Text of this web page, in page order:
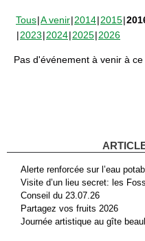
Tous A venir 2014 2015
2023 2024 2025 2026
Pas d'événement à venir à ce
Alerte renforcée sur l’eau
Visite d’un lieu secret: les
Conseil du 23.07.26
Partagez vos fruits 2026
Journée artistique au gîte